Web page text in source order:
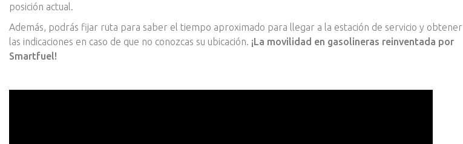
posición actual.
Además, podrás fijar ruta para saber el tiempo aproximado para llegar a la estación de servicio y obtener
las indicaciones en caso de que no conozcas su ubicación. ¡La movilidad en gasolineras reinventada por
Smartfuel!